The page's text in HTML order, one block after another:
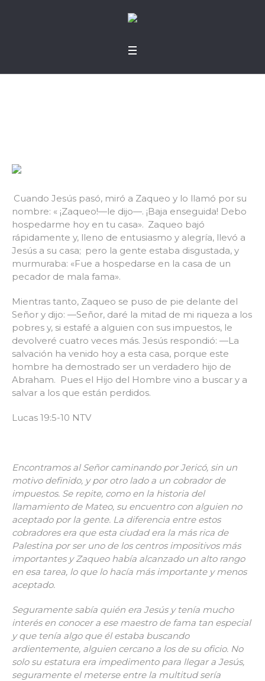
Cuando Jesús pasó, miró a Zaqueo y lo llamó por su
nombre: « ¡Zaqueo!—le dijo—. ¡Baja enseguida! Debo
hospedarme hoy en tu casa». Zaqueo bajó
rápidamente y, lleno de entusiasmo y alegría, llevó a
Jesús a su casa; pero la gente estaba disgustada, y
murmuraba: «Fue a hospedarse en la casa de un
pecador de mala fama».
Mientras tanto, Zaqueo se puso de pie delante del
Señor y dijo: —Señor, daré la mitad de mi riqueza a los
pobres y, si estafé a alguien con sus impuestos, le
devolveré cuatro veces más. Jesús respondió: —La
salvación ha venido hoy a esta casa, porque este
hombre ha demostrado ser un verdadero hijo de
Abraham. Pues el Hijo del Hombre vino a buscar y a
salvar a los que están perdidos.
Lucas 19:5-10 NTV
Encontramos al Señor caminando por Jericó, sin un
motivo definido, y por otro lado a un cobrador de
impuestos. Se repite, como en la historia del
llamamiento de Mateo, su encuentro con alguien no
aceptado por la gente. La diferencia entre estos
cobradores era que esta ciudad era la más rica de
Palestina por ser uno de los centros impositivos más
importantes y Zaqueo había alcanzado un alto rango
en esa tarea, lo que lo hacía más importante y menos
aceptado.
Seguramente sabía quién era Jesús y tenía mucho
interés en conocer a ese maestro de fama tan especial
y que tenía algo que él estaba buscando
ardientemente, alguien cercano a los de su oficio. No
solo su estatura era impedimento para llegar a Jesús,
seguramente el meterse entre la multitud sería